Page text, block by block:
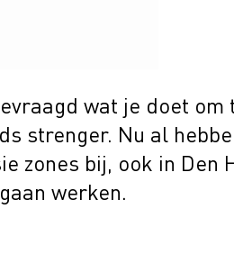
wat je doet
strenger. Nu al
zones bij, ook in Den
werken.